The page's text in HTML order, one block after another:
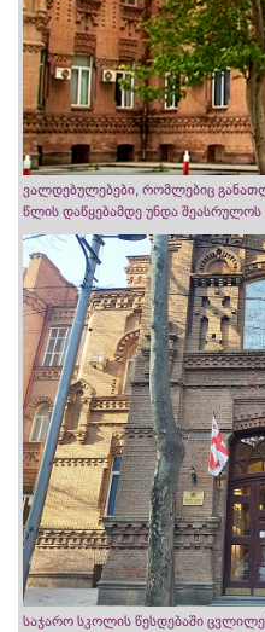
ვალდებულებები, რომლებიც
წლის დაწყებამდე უნდა შეასრულოს
საჯარო სკოლის წესდებაში